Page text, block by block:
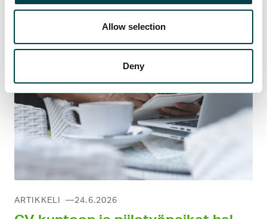
Allow selection
Deny
Häiriö OmaYTK:ssa
ARTIKKELI 24.6.2026